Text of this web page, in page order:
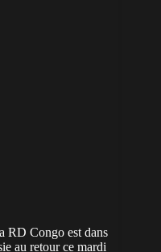
RD Congo est dans
au retour ce mardi